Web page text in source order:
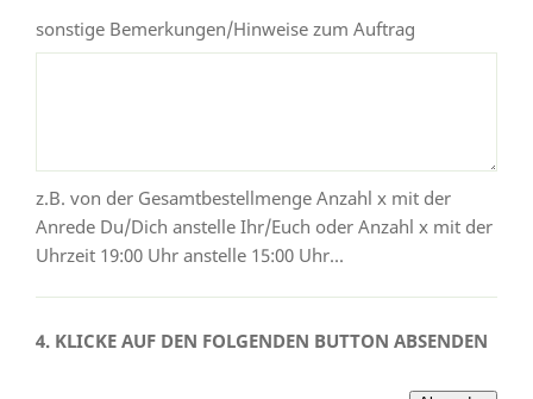
sonstige Bemerkungen/Hinweise zum Auftrag
z.B. von der Gesamtbestellmenge Anzahl x mit der
Anrede Du/Dich anstelle Ihr/Euch oder Anzahl x mit der
Uhrzeit 19:00 Uhr anstelle 15:00 Uhr...
4. KLICKE AUF DEN FOLGENDEN BUTTON ABSENDEN